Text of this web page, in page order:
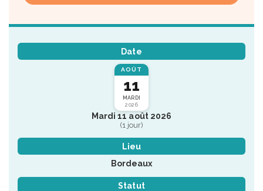
Date
AOÛT
11
MARDI
2026
Mardi 11 août 2026
(1 jour)
Lieu
Bordeaux
Statut